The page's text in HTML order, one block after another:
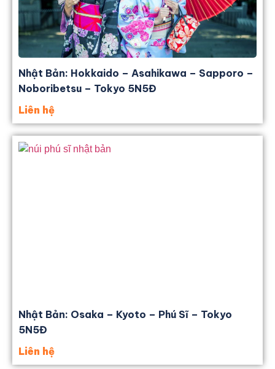
Nhật Bản: Hokkaido – Asahikawa – Sapporo –
Noboribetsu – Tokyo 5N5Đ
Liên hệ
Nhật Bản: Osaka – Kyoto – Phú Sĩ – Tokyo
5N5Đ
Liên hệ